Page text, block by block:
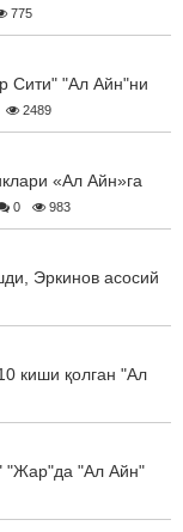
775
Сити" "Ал Айн"ни
2489
«Ал Айн»га
0 983
Эркинов асосий
киши қолган "Ал
"Жар"да "Ал Айн"